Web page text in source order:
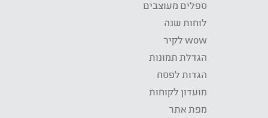
ספלים מעוצבים
לוחות שנה
wow לקיר
הגדלת תמונות
הגדות לפסח
מועדון לקוחות
מפת אתר